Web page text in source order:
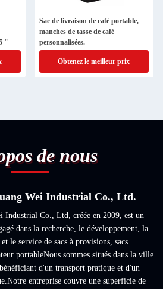
"
Sac de livraison de café portable,
manches de tasse de café
personnalisées.
Obtenez le meilleur prix
de nous
Wei Industrial Co., Ltd.
Industrial Co., Ltd, créée en 2009, est un
dans la recherche, le développement, la
le service de sacs à provisions, sacs
portableNous sommes situés dans la ville
d'un transport pratique et d'un
entreprise couvre une superficie de